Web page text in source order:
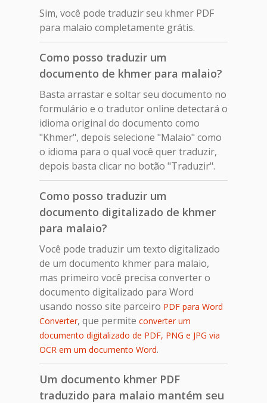
Sim, você pode traduzir seu khmer PDF
para malaio completamente grátis.
Como posso traduzir um
documento de khmer para malaio?
Basta arrastar e soltar seu documento no
formulário e o tradutor online detectará o
idioma original do documento como
"Khmer", depois selecione "Malaio" como
o idioma para o qual você quer traduzir,
depois basta clicar no botão "Traduzir".
Como posso traduzir um
documento digitalizado de khmer
para malaio?
Você pode traduzir um texto digitalizado
de um documento khmer para malaio,
mas primeiro você precisa converter o
documento digitalizado para Word
usando nosso site parceiro PDF para Word
Converter, que permite converter um
documento digitalizado de PDF, PNG e JPG via
OCR em um documento Word.
Um documento khmer PDF
traduzido para malaio mantém seu